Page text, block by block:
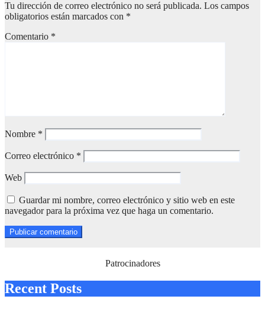
Tu dirección de correo electrónico no será publicada. Los campos
obligatorios están marcados con *
Comentario *
Nombre *
Correo electrónico *
Web
Guardar mi nombre, correo electrónico y sitio web en este
navegador para la próxima vez que haga un comentario.
Patrocinadores
Recent Posts